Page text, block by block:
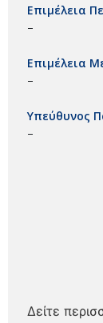
Δείτε
Επιμέλεια
–
Επιμέλεια
–
Υπεύθυνος
–